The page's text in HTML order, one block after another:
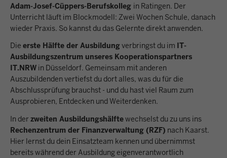
Adam-Josef-Cüppers-Berufskolleg in Ratingen. Der
Unterricht läuft im Blockmodell: Zwei Wochen Schule, danach
wieder Praxis. So kannst du das Gelernte direkt anwenden.
Die erste Hälfte der Ausbildungverbringst du im IT-
Ausbildungszentrum unseres Kooperationspartners
IT.NRW in Düsseldorf. Gemeinsam mit anderen
Auszubildenden vertiefst du dort alles, was du für die
Abschlussprüfung brauchst - und du hast viel Raum zum
Ausprobieren, Entdecken und Weiterdenken.
In der zweiten Ausbildungshälftewechselst du zu uns ins
Rechenzentrum der Finanzverwaltung (RZF) nach Kaarst.
Hier lernst du dein Einsatzteam kennen und übernimmst
bereits während der Ausbildung eigenverantwortlich